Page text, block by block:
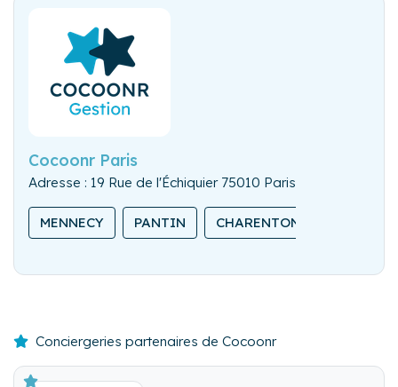
Cocoonr Paris
Adresse : 19 Rue de l'Échiquier 75010 Paris
MENNECY PANTIN CHARENTON-LE-PONT
Conciergeries partenaires de Cocoonr